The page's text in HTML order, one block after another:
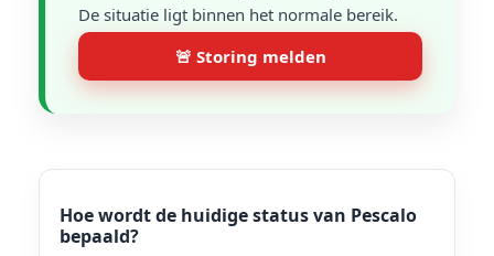
De situatie ligt binnen het normale bereik.
🚨 Storing melden
Hoe wordt de huidige status van Pescalo
bepaald?